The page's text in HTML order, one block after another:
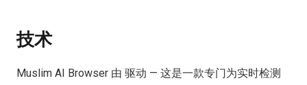
技术
Muslim AI Browser 由 驱动 — 这是一款专门为实时检测